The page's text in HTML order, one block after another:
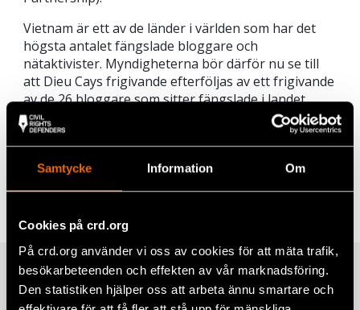
Samtycke Information Om
Cookies på crd.org
På crd.org använder vi oss av cookies för att mäta trafik,
besökarbeteenden och effekten av vår marknadsföring.
Den statistiken hjälper oss att arbeta ännu smartare och
Vietnam är ett av de länder i världen som har det
högsta antalet fängslade bloggare och
nätaktivister. Myndigheterna bör därför nu se till
att Dieu Cays frigivande efterföljas av ett frigivande
av de 26 bloggare som sitter fängslade i landet.
Dela
Facebook
Twitter
Google+
Mail
TaggarAsien
Relaterade artiklar